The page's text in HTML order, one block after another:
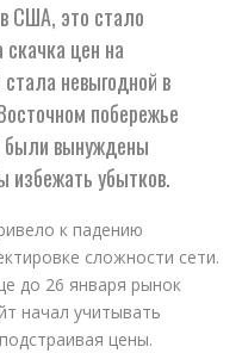
США, это стало
цен на
невыгодной в
побережье
были вынуждены
избежать убытков.
к падению
сложности сети.
до 26 января рынок
начал учитывать
цены.